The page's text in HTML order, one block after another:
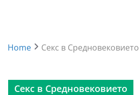
Home Секс в Средновековието
Секс в Средновековието